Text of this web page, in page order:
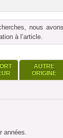
nous
à l’article.
AUTRE
ORIGINE
années.